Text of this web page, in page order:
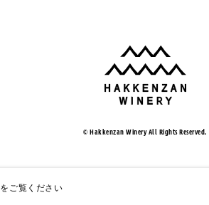
をご覧ください
© Hakkenzan Winery All Rights Reserved.